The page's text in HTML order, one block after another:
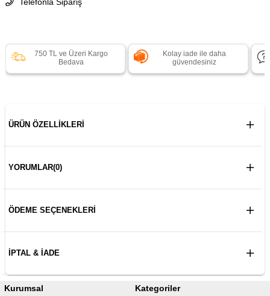
750 TL ve Üzeri Kargo
Bedava
Kolay iade ile daha
güvendesiniz
ÜRÜN ÖZELLIKLERI
YORUMLAR(0)
ÖDEME SEÇENEKLERI
İPTAL & İADE
Kurumsal Kategoriler